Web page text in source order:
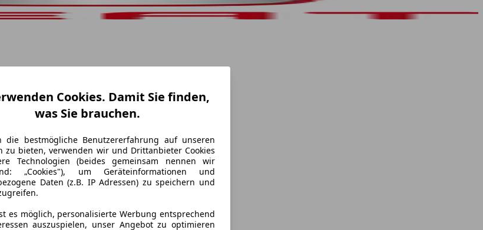
Cookies. Damit Sie finden,
was Sie brauchen.
die bestmögliche Benutzererfahrung auf unseren
zu bieten, verwenden wir und Drittanbieter Cookies
Technologien (beides gemeinsam nennen wir
„Cookies"), um Geräteinformationen und
Daten (z.B. IP Adressen) zu speichern und
es möglich, personalisierte Werbung entsprechend
auszuspielen, unser Angebot zu optimieren